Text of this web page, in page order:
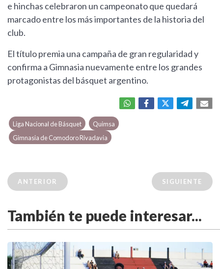
e hinchas celebraron un campeonato que quedará
marcado entre los más importantes de la historia del
club.
El título premia una campaña de gran regularidad y
confirma a Gimnasia nuevamente entre los grandes
protagonistas del básquet argentino.
Liga Nacional de Básquet
Quimsa
Gimnasia de Comodoro Rivadavia
ANTERIOR SIGUIENTE
También te puede interesar...